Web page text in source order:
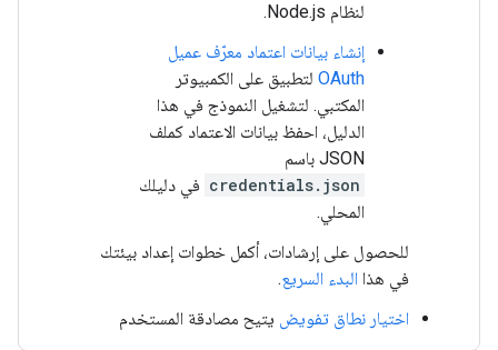
لنظام Node.js
.
إنشاء بيانات اعتماد معرّف عميل
OAuth لتطبيق على الكمبيوتر
المكتبي. لتشغيل النموذج في هذا
الدليل، احفظ بيانات الاعتماد كملف
JSON باسم
credentials.json في دليلك
المحلي.
للحصول على إرشادات، أكمل خطوات إعداد بيئتك
في هذا البدء السريع.
اختيار نطاق تفويض يتيح مصادقة المستخدم